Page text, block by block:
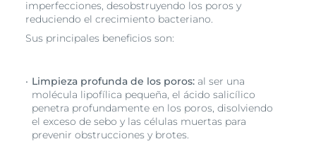
imperfecciones, desobstruyendo los poros y
reduciendo el crecimiento bacteriano.
Sus principales beneficios son:
Limpieza profunda de los poros: al ser una
molécula lipofílica pequeña, el ácido salicílico
penetra profundamente en los poros, disolviendo
el exceso de sebo y las células muertas para
prevenir obstrucciones y brotes.